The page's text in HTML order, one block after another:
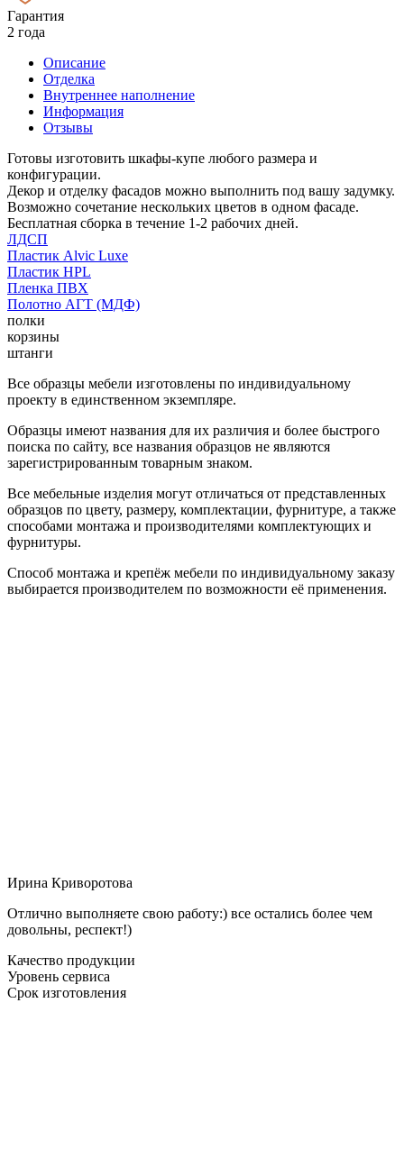
Гарантия
2 года
Описание
Отделка
Внутреннее наполнение
Информация
Отзывы
Готовы изготовить шкафы-купе любого размера и
конфигурации.
Декор и отделку фасадов можно выполнить под вашу задумку.
Возможно сочетание нескольких цветов в одном фасаде.
Бесплатная сборка в течение 1-2 рабочих дней.
ЛДСП
Пластик Alvic Luxe
Пластик HPL
Пленка ПВХ
Полотно АГТ (МДФ)
полки
корзины
штанги
Все образцы мебели изготовлены по индивидуальному
проекту в единственном экземпляре.
Образцы имеют названия для их различия и более быстрого
поиска по сайту, все названия образцов не являются
зарегистрированным товарным знаком.
Все мебельные изделия могут отличаться от представленных
образцов по цвету, размеру, комплектации, фурнитуре, а также
способами монтажа и производителями комплектующих и
фурнитуры.
Способ монтажа и крепёж мебели по индивидуальному заказу
выбирается производителем по возможности её применения.
Ирина Криворотова
Отлично выполняете свою работу:) все остались более чем
довольны, респект!)
Качество продукции
Уровень сервиса
Срок изготовления